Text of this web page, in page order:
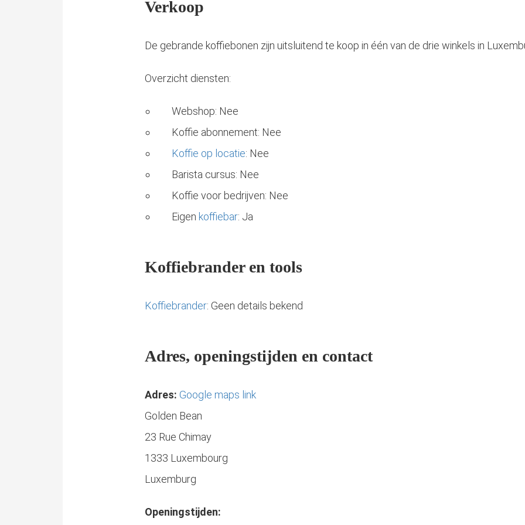
Verkoop
De gebrande koffiebonen zijn uitsluitend te koop in één van de drie winkels in
Overzicht diensten:
Webshop: Nee
Koffie abonnement: Nee
Koffie op locatie: Nee
Barista cursus: Nee
Koffie voor bedrijven: Nee
Eigen koffiebar: Ja
Koffiebrander en tools
Koffiebrander: Geen details bekend
Adres, openingstijden en contact
Adres: Google maps link
Golden Bean
23 Rue Chimay
1333 Luxembourg
Luxemburg
Openingstijden: